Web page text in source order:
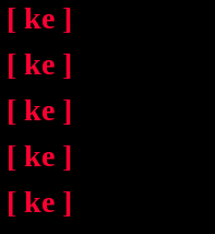
[ ke ]
[ ke ]
[ ke ]
[ ke ]
[ ke ]